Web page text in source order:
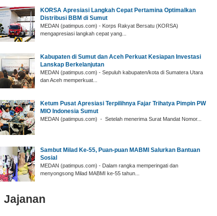
‎KORSA Apresiasi Langkah Cepat Pertamina Optimalkan
Distribusi BBM di Sumut
‎MEDAN (patimpus.com) - Korps Rakyat Bersatu (KORSA)
mengapresiasi langkah cepat yang...
Kabupaten di Sumut dan Aceh Perkuat Kesiapan Investasi
Lanskap Berkelanjutan
MEDAN (patimpus.com) - Sepuluh kabupaten/kota di Sumatera Utara
dan Aceh memperkuat...
‎Ketum Pusat Apresiasi Terpilihnya Fajar Trihatya Pimpin PW
MIO Indonesia Sumut
‎MEDAN (patimpus.com) - Setelah menerima Surat Mandat Nomor...
‎Sambut Milad Ke-55, Puan-puan MABMI Salurkan Bantuan
Sosial
‎MEDAN (patimpus.com) - Dalam rangka memperingati dan
menyongsong Milad MABMI ke-55 tahun...
Jajanan